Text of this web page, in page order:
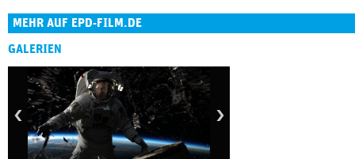
MEHR AUF EPD-FILM.DE
GALERIEN